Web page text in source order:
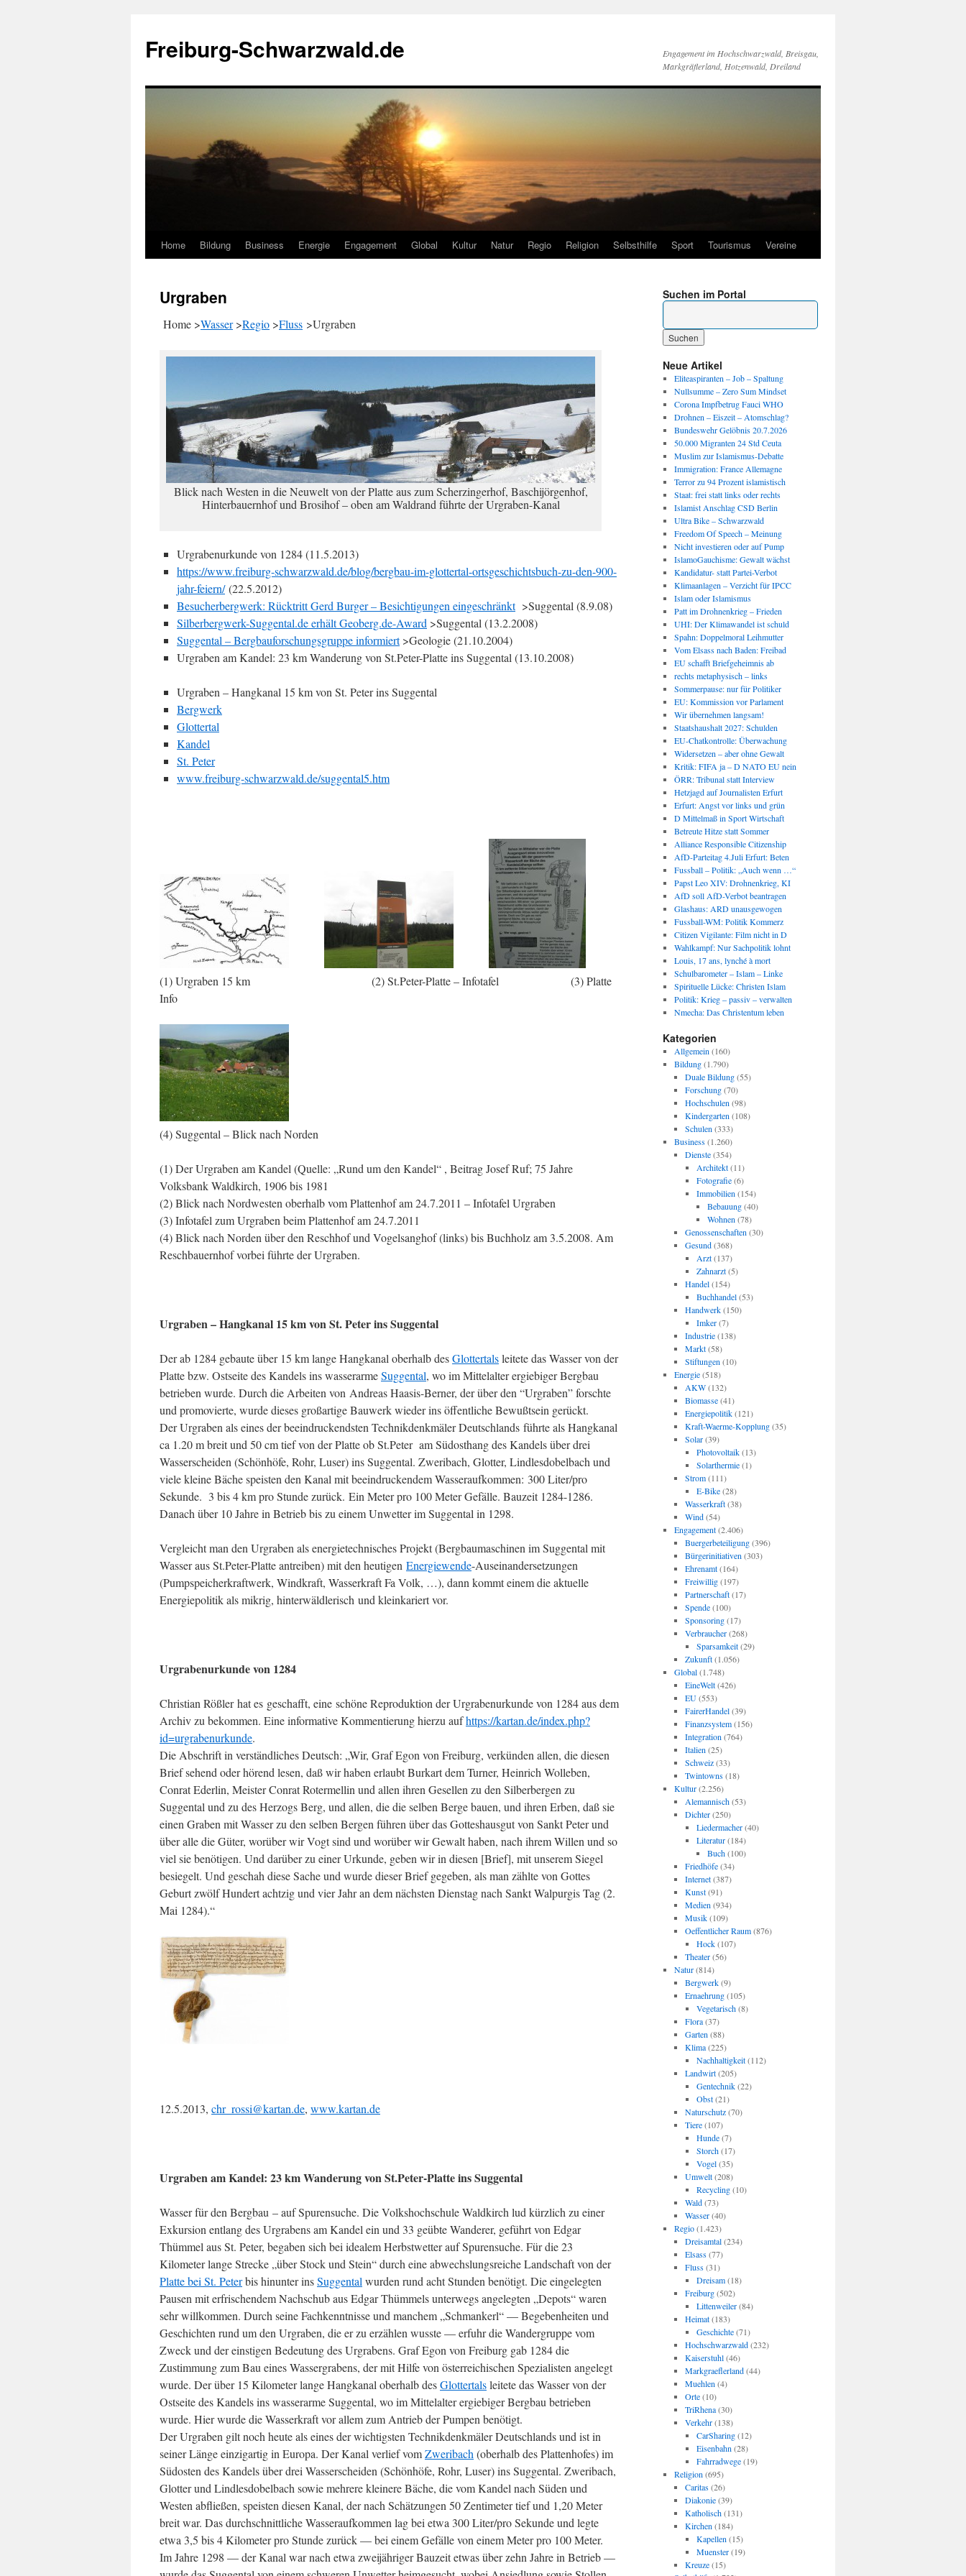
springen
Freiburg-Schwarzwald.de
Engagement im Hochschwarzwald, Breisgau,
Markgräflerland, Hotzenwald, Dreiland
Home Bildung Business Energie Engagement Global Kultur Natur Regio Religion Selbsthilfe Sport Tourismus Vereine
Urgraben
Home >Wasser>Regio >Fluss >Urgraben
Blick nach Westen in die Neuwelt von der Platte aus zum Scherzingerhof, Baschijörgenhof,
Hinterbauernhof und Brosihof – oben am Waldrand führte der Urgraben-Kanal
Urgrabenurkunde von 1284 (11.5.2013)
https://www.freiburg-schwarzwald.de/blog/bergbau-im-glottertal-ortsgeschichtsbuch-zu-den-900-
jahr-feiern/(22.5.2012)
Besucherbergwerk: Rücktritt Gerd Burger – Besichtigungen eingeschränkt>Suggental (8.9.08)
Silberbergwerk-Suggental.de erhält Geoberg.de-Award >Suggental (13.2.2008)
Suggental – Bergbauforschungsgruppe informiert>Geologie (21.10.2004)
Urgraben am Kandel: 23 km Wanderung von St.Peter-Platte ins Suggental (13.10.2008)
Urgraben – Hangkanal 15 km von St. Peter ins Suggental
Bergwerk
Glottertal
Kandel
St. Peter
www.freiburg-schwarzwald.de/suggental5.htm
(1) Urgraben 15 km (2) St.Peter-Platte – Infotafel (3) Platte
Info
(4) Suggental – Blick nach Norden
(1) Der Urgraben am Kandel (Quelle: „Rund um den Kandel“ , Beitrag Josef Ruf; 75 Jahre
Volksbank Waldkirch, 1906 bis 1981
(2) Blick nach Nordwesten oberhalb vom Plattenhof am 24.7.2011 – Infotafel Urgraben
(3) Infotafel zum Urgraben beim Plattenhof am 24.7.2011
(4) Blick nach Norden über den Reschhof und Vogelsanghof (links) bis Buchholz am 3.5.2008. Am
Reschbauernhof vorbei führte der Urgraben.
Urgraben – Hangkanal 15 km von St. Peter ins Suggental
Der ab 1284 gebaute über 15 km lange Hangkanal oberhalb desGlottertalsleitete das Wasser von der
Platte bzw. Ostseite des Kandels ins wasserarmeSuggental, wo im Mittelalter ergiebiger Bergbau
betrieben wurde. Durch die Arbeiten von Andreas Haasis-Berner, der über den “Urgraben” forschte
und promovierte, wurde dieses großartige Bauwerk wieder ins öffentliche Bewußtsein gerückt.
Der Urgraben als eines der beeindruckendsten Technikdenkmäler Deutschlands führte als Hangkanal
ca 1.20 m breit und 50 cm tief von der Platte ob St.Peter am Südosthang des Kandels über drei
Wasserscheiden (Schönhöfe, Rohr, Luser) ins Suggental. Zweribach, Glotter, Lindlesdobelbach und
viele kleine Bäche speisten den Kanal mit beeindruckendem Wasseraufkommen: 300 Liter/pro
Sekunde. 3 bis 4 km pro Stunde zurück. Ein Meter pro 100 Meter Gefälle. Bauzeit 1284-1286.
Danach über 10 Jahre in Betrieb bis zu einem Unwetter im Suggental in 1298.
Vergleicht man den Urgraben als energietechnisches Projekt (Bergbaumaschinen im Suggental mit
Wasser aus St.Peter-Platte antreiben) mit den heutigen Energiewende-Auseinandersetzungen
(Pumpspeicherkraftwerk, Windkraft, Wasserkraft Fa Volk, …), dann kommt einem die aktuelle
Energiepolitik als mikrig, hinterwäldlerisch und kleinkariert vor.
Urgrabenurkunde von 1284
Christian Rößler hat es geschafft, eine schöne Reproduktion der Urgrabenurkunde von 1284 aus dem
Archiv zu bekommen. Eine informative Kommentierung hierzu aufhttps://kartan.de/index.php?
id=urgrabenurkunde.
Die Abschrift in verständliches Deutsch: „Wir, Graf Egon von Freiburg, verkünden allen, die diesen
Brief sehend oder hörend lesen, daß wir haben erlaubt Burkart dem Turner, Heinrich Wolleben,
Conrat Ederlin, Meister Conrat Rotermellin und allen ihren Gesellen zu den Silberbergen zu
Suggental und zu des Herzogs Berg, und allen, die die selben Berge bauen, und ihren Erben, daß sie
einen Graben mit Wasser zu den selben Bergen führen über das Gotteshausgut von Sankt Peter und
über alle die Güter, worüber wir Vogt sind und worüber wir Gewalt haben, nach ihrem Willen und so
viel sie benötigen. Und darüber zu einer Urkunde, geben wir in diesen [Brief], mit unserem Siegel
besiegelt. Und geschah diese Sache und wurde dieser Brief gegeben, als man zählte von Gottes
Geburt zwölf Hundert achtzig und vier Jahr an dem nächsten Dienstag nach Sankt Walpurgis Tag (2.
Mai 1284).“
12.5.2013, chr_rossi@kartan.de, www.kartan.de
Urgraben am Kandel: 23 km Wanderung von St.Peter-Platte ins Suggental
Wasser für den Bergbau – auf Spurensuche. Die Volkshochschule Waldkirch lud kürzlich zu einer
Exkursion entlang des Urgrabens am Kandel ein und 33 geübte Wanderer, geführt von Edgar
Thümmel aus St. Peter, begaben sich bei idealem Herbstwetter auf Spurensuche. Für die 23
Kilometer lange Strecke „über Stock und Stein“ durch eine abwechslungsreiche Landschaft von der
Platte bei St. Peterbis hinunter insSuggental wurden rund acht Stunden benötigt. Die eingelegten
Pausen mit erfrischendem Nachschub aus Edgar Thümmels unterwegs angelegten „Depots“ waren
sehr willkommen. Durch seine Fachkenntnisse und manchem „Schmankerl“ — Begebenheiten und
Geschichten rund um den Urgraben, die er zu erzählen wusste — erfuhr die Wandergruppe vom
Zweck und der einstigen Bedeutung des Urgrabens. Graf Egon von Freiburg gab 1284 die
Zustimmung zum Bau eines Wassergrabens, der mit Hilfe von österreichischen Spezialisten angelegt
wurde. Der über 15 Kilometer lange Hangkanal oberhalb desGlottertalsleitete das Wasser von der
Ostseite des Kandels ins wasserarme Suggental, wo im Mittelalter ergiebiger Bergbau betrieben
wurde. Hier wurde die Wasserkraft vor allem zum Antrieb der Pumpen benötigt.
Der Urgraben gilt noch heute als eines der wichtigsten Technikdenkmäler Deutschlands und ist in
seiner Länge einzigartig in Europa. Der Kanal verlief vomZweribach (oberhalb des Plattenhofes) im
Südosten des Kandels über drei Wasserscheiden (Schönhöfe, Rohr, Luser) ins Suggental. Zweribach,
Glotter und Lindlesdobelbach sowie mehrere kleinere Bäche, die vom Kandel nach Süden und
Westen abfließen, speisten diesen Kanal, der nach Schätzungen 50 Zentimeter tief und 1,20 Meter
breit war. Das durchschnittliche Wasseraufkommen lag bei etwa 300 Liter/pro Sekunde und legte
etwa 3,5 bis 4 Kilometer pro Stunde zurück — bei einem Gefälle von einem Meter pro 100 Meter.
Im Jahre 1298 — der Kanal war nach etwa zweijähriger Bauzeit etwas über zehn Jahre in Betrieb —
Suchen im Portal
Neue Artikel
Eliteaspiranten – Job – Spaltung
Nullsumme – Zero Sum Mindset
Corona Impfbetrug Fauci WHO
Drohnen – Eiszeit – Atomschlag?
Bundeswehr Gelöbnis 20.7.2026
50.000 Migranten 24 Std Ceuta
Muslim zur Islamismus-Debatte
Immigration: France Allemagne
Terror zu 94 Prozent islamistisch
Staat: frei statt links oder rechts
Islamist Anschlag CSD Berlin
Ultra Bike – Schwarzwald
Freedom Of Speech – Meinung
Nicht investieren oder auf Pump
IslamoGauchisme: Gewalt wächst
Kandidatur- statt Partei-Verbot
Klimaanlagen – Verzicht für IPCC
Islam oder Islamismus
Patt im Drohnenkrieg – Frieden
UHI: Der Klimawandel ist schuld
Spahn: Doppelmoral Leihmutter
Vom Elsass nach Baden: Freibad
EU schafft Briefgeheimnis ab
rechts metaphysisch – links
Sommerpause: nur für Politiker
EU: Kommission vor Parlament
Wir übernehmen langsam!
Staatshaushalt 2027: Schulden
EU-Chatkontrolle: Überwachung
Widersetzen – aber ohne Gewalt
Kritik: FIFA ja – D NATO EU nein
ÖRR: Tribunal statt Interview
Hetzjagd auf Journalisten Erfurt
Erfurt: Angst vor links und grün
D Mittelmaß in Sport Wirtschaft
Betreute Hitze statt Sommer
Alliance Responsible Citizenship
AfD-Parteitag 4.Juli Erfurt: Beten
Fussball – Politik: „Auch wenn …“
Papst Leo XIV: Drohnenkrieg, KI
AfD soll AfD-Verbot beantragen
Glashaus: ARD unausgewogen
Fussball-WM: Politik Kommerz
Citizen Vigilante: Film nicht in D
Wahlkampf: Nur Sachpolitik lohnt
Louis, 17 ans, lynché à mort
Schulbarometer – Islam – Linke
Spirituelle Lücke: Christen Islam
Politik: Krieg – passiv – verwalten
Nmecha: Das Christentum leben
Kategorien
Allgemein (160)
Bildung(1.790)
Duale Bildung(55)
Forschung(70)
Hochschulen (98)
Kindergarten (108)
Schulen (333)
Business(1.260)
Dienste(354)
Architekt(11)
Fotografie(6)
Immobilien (154)
Bebauung(40)
Wohnen (78)
Genossenschaften (30)
Gesund(368)
Arzt(137)
Zahnarzt(5)
Handel(154)
Buchhandel(53)
Handwerk(150)
Imker(7)
Industrie(138)
Markt(58)
Stiftungen (10)
Energie(518)
AKW(132)
Biomasse(41)
Energiepolitik(121)
Kraft-Waerme-Kopplung(35)
Solar(39)
Photovoltaik(13)
Solarthermie(1)
Strom(111)
E-Bike(28)
Wasserkraft(38)
Wind(54)
Engagement(2.406)
Buergerbeteiligung(396)
Bürgerinitiativen (303)
Ehrenamt(164)
Freiwillig(197)
Partnerschaft(17)
Spende(100)
Sponsoring(17)
Verbraucher(268)
Sparsamkeit(29)
Zukunft(1.056)
Global(1.748)
EineWelt(426)
EU(553)
FairerHandel(39)
Finanzsystem(156)
Integration (764)
Italien (25)
Schweiz(33)
Twintowns(18)
Kultur(2.256)
Alemannisch(53)
Dichter(250)
Liedermacher(40)
Literatur(184)
Buch(100)
Friedhöfe(34)
Internet(387)
Kunst(91)
Medien (934)
Musik(109)
Oeffentlicher Raum(876)
Hock(107)
Theater(56)
Natur(814)
Bergwerk(9)
Ernaehrung(105)
Vegetarisch(8)
Flora(37)
Garten (88)
Klima(225)
Nachhaltigkeit(112)
Landwirt(205)
Gentechnik(22)
Obst(21)
Naturschutz(70)
Tiere(107)
Hunde(7)
Storch(17)
Vogel(35)
Umwelt(208)
Recycling(10)
Wald(73)
Wasser(40)
Regio(1.423)
Dreisamtal(234)
Elsass(77)
Fluss(31)
Dreisam(18)
Freiburg(502)
Littenweiler(84)
Heimat(183)
Geschichte(71)
Hochschwarzwald(232)
Kaiserstuhl(46)
Markgraeflerland(44)
Muehlen (4)
Orte(10)
TriRhena(30)
Verkehr(138)
CarSharing(12)
Eisenbahn (28)
Fahrradwege(19)
Religion (695)
Caritas(26)
Diakonie(39)
Katholisch(131)
Kirchen (184)
Kapellen (15)
Muenster(19)
Kreuze(15)